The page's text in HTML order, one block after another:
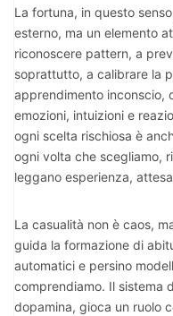
La fortuna, in questo
esterno, ma un elemento
riconoscere pattern, a
soprattutto, a calibrare la
apprendimento inconscio,
emozioni, intuizioni e
ogni scelta rischiosa è
ogni volta che scegliamo,
leggano esperienza,
La casualità non è caos,
guida la formazione di
automatici e persino
comprendiamo. Il sistema
dopamina, gioca un ruolo